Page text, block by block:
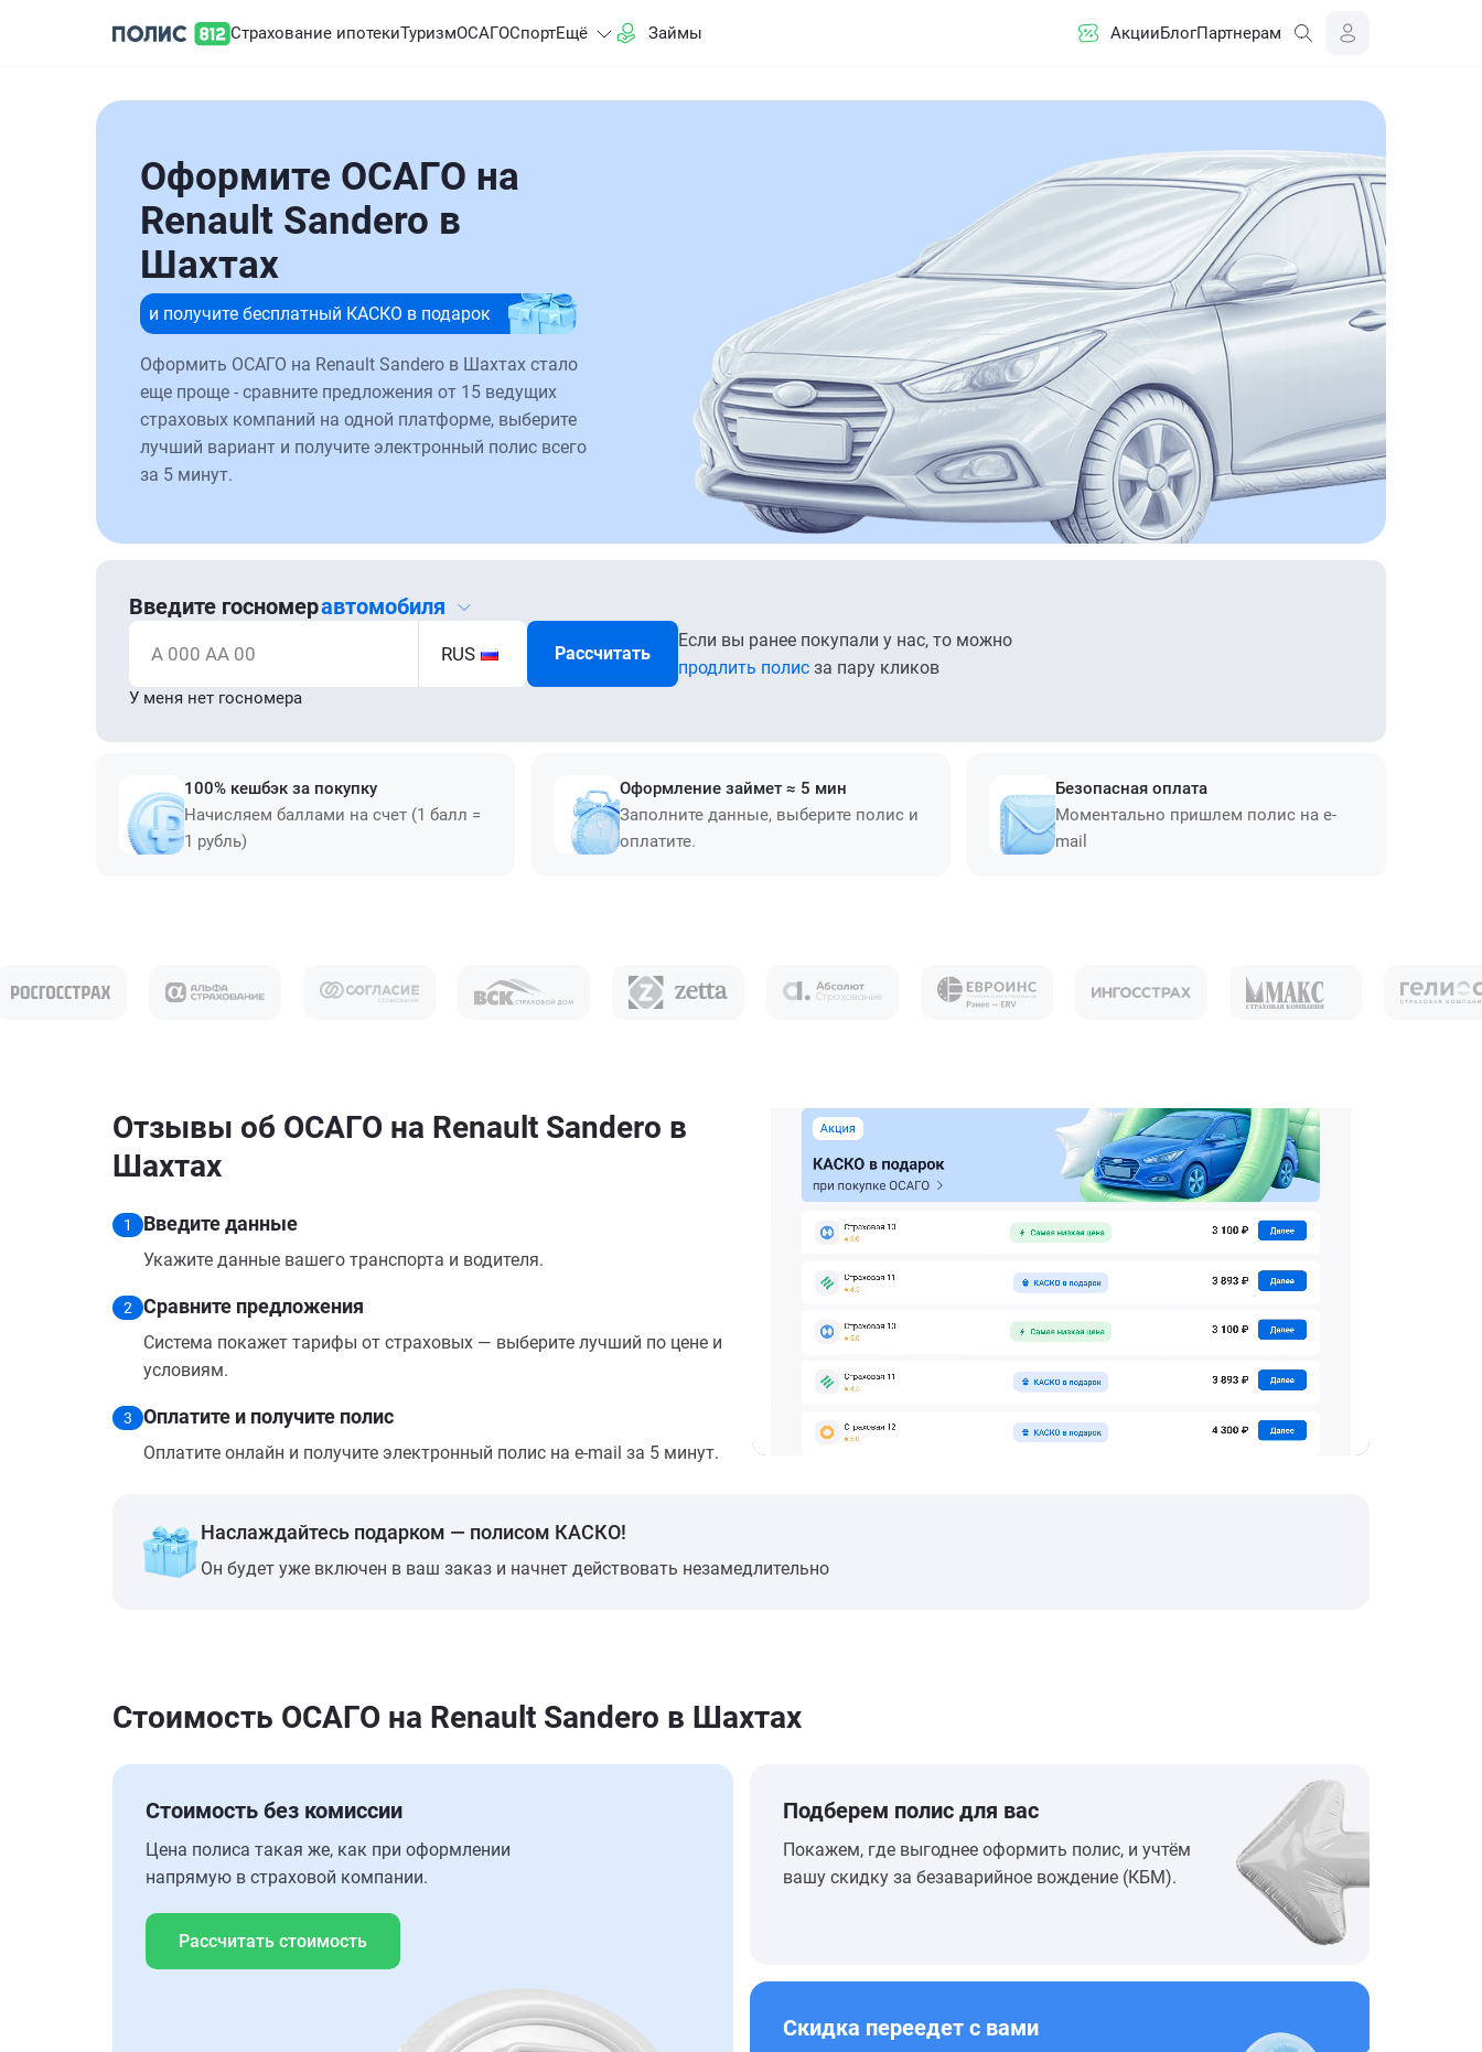
Страхование ипотекиТуризмОСАГОСпортЕщё Займы АкцииБлогПартнерам
Оформите ОСАГО на
Renault Sandero в
Шахтах
и получите бесплатный КАСКО в подарок
Оформить ОСАГО на Renault Sandero в Шахтах стало
еще проще - сравните предложения от 15 ведущих
страховых компаний на одной платформе, выберите
лучший вариант и получите электронный полис всего
за 5 минут.
Введите госномеравтомобиля
А 000 АА 00 RUS Рассчитать
Если вы ранее покупали у нас, то можно
продлить полис за пару кликов
У меня нет госномера
100% кешбэк за покупку
Начисляем баллами на счет (1 балл =
1 рубль)
Оформление займет ≈ 5 мин
Заполните данные, выберите полис и
оплатите.
Безопасная оплата
Моментально пришлем полис на e-
mail
Отзывы об ОСАГО на Renault Sandero в
Шахтах
1 Введите данные
Укажите данные вашего транспорта и водителя.
2 Сравните предложения
Система покажет тарифы от страховых — выберите лучший по цене и
условиям.
3 Оплатите и получите полис
Оплатите онлайн и получите электронный полис на e-mail за 5 минут.
Наслаждайтесь подарком — полисом КАСКО!
Он будет уже включен в ваш заказ и начнет действовать незамедлительно
Стоимость ОСАГО на Renault Sandero в Шахтах
Стоимость без комиссии
Цена полиса такая же, как при оформлении
напрямую в страховой компании.
Рассчитать стоимость
Подберем полис для вас
Покажем, где выгоднее оформить полис, и учтём
вашу скидку за безаварийное вождение (КБМ).
Скидка переедет с вами